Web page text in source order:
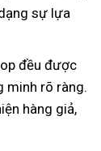
sự lựa
đều được
minh rõ ràng.
hàng giả,